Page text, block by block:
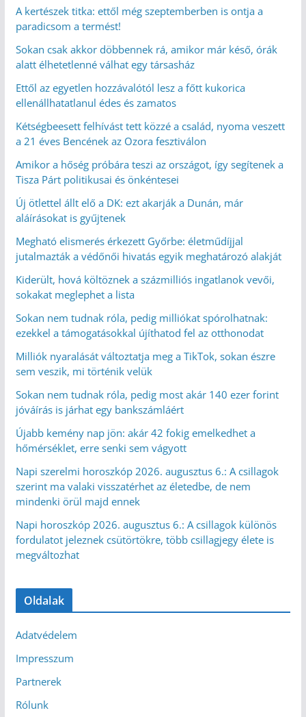
A kertészek titka: ettől még szeptemberben is ontja a
paradicsom a termést!
Sokan csak akkor döbbennek rá, amikor már késő, órák
alatt élhetetlenné válhat egy társasház
Ettől az egyetlen hozzávalótól lesz a főtt kukorica
ellenállhatatlanul édes és zamatos
Kétségbeesett felhívást tett közzé a család, nyoma veszett
a 21 éves Bencének az Ozora fesztiválon
Amikor a hőség próbára teszi az országot, így segítenek a
Tisza Párt politikusai és önkéntesei
Új ötlettel állt elő a DK: ezt akarják a Dunán, már
aláírásokat is gyűjtenek
Megható elismerés érkezett Győrbe: életműdíjjal
jutalmazták a védőnői hivatás egyik meghatározó alakját
Kiderült, hová költöznek a százmilliós ingatlanok vevői,
sokakat meglephet a lista
Sokan nem tudnak róla, pedig milliókat spórolhatnak:
ezekkel a támogatásokkal újíthatod fel az otthonodat
Milliók nyaralását változtatja meg a TikTok, sokan észre
sem veszik, mi történik velük
Sokan nem tudnak róla, pedig most akár 140 ezer forint
jóváírás is járhat egy bankszámláért
Újabb kemény nap jön: akár 42 fokig emelkedhet a
hőmérséklet, erre senki sem vágyott
Napi szerelmi horoszkóp 2026. augusztus 6.: A csillagok
szerint ma valaki visszatérhet az életedbe, de nem
mindenki örül majd ennek
Napi horoszkóp 2026. augusztus 6.: A csillagok különös
fordulatot jeleznek csütörtökre, több csillagjegy élete is
megváltozhat
Oldalak
Adatvédelem
Impresszum
Partnerek
Rólunk